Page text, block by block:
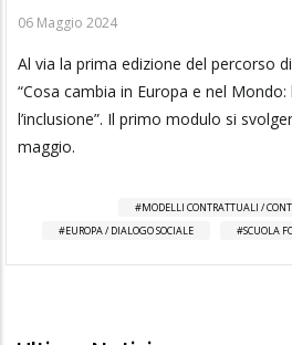
06 Maggio 2024
Al via la prima edizione del percorso
“Cosa cambia in Europa e nel
l’inclusione”. Il primo modulo si
maggio.
MODELLI CONTRATTUALI /
EUROPA / DIALOGO SOCIALE
SCUOLA